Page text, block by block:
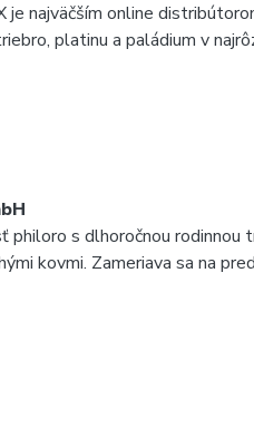
najväčším online
platinu a paládium v
philoro s dlhoročnou rodinnou
kovmi. Zameriava sa na